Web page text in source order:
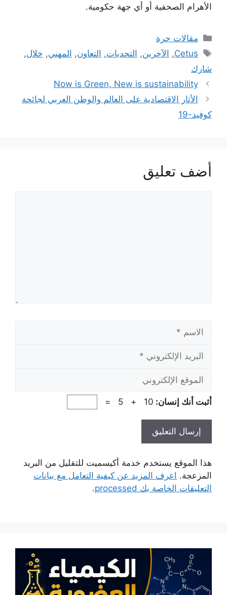
الأهرام الصحفية أو أي جهة حكومية.
التصنيفات
مقالات حرة
الوسوم
Cetus
, الآخرين, ﺍﻟﺘﺤﺪﻳﺎﺕ, ﺍﻟﺘﻌﺎﻭﻥ, المهني, خلال,
شارك
Now is Green, New is sustainability
الأثار الاقتصادية على العالم والوطن العربي لجائحة
كوفيد-19
أضف تعليق
الاسم
البريد
الإلكتروني
الموقع
الإلكتروني
أثبت أنك إنسان: 10 + 5 =
هذا الموقع يستخدم خدمة أكيسميت للتقليل من البريد
المزعجة. اعرف المزيد عن كيفية التعامل مع بيانات
التعليقات الخاصة بك processed
.